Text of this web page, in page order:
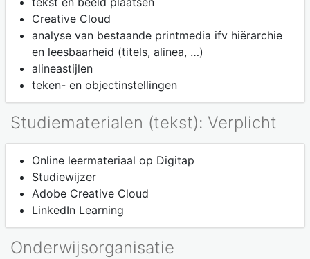
Creative Cloud
analyse van bestaande printmedia ifv hiërarchie
en leesbaarheid (titels, alinea, …)
alineastijlen
teken- en objectinstellingen
Studiematerialen (tekst): Verplicht
Online leermateriaal op Digitap
Studiewijzer
Adobe Creative Cloud
LinkedIn Learning
Onderwijsorganisatie